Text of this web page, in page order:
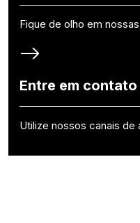
Fique de olho em
Entre em contato
Utilize nossos canais de